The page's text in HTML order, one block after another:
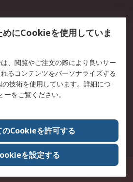
採用情報
ら
コーポレートサイト
RSの歴史
語）
認証について
土ヶ谷区神戸町134番地 横浜ビジネスパーク ウ
めにCookieを使用していま
、閲覧やご注文の際により良いサー
るコンテンツをパーソナライズする
技術を使用しています。詳細につ
ーをご覧ください。
のCookieを許可する
を設定する